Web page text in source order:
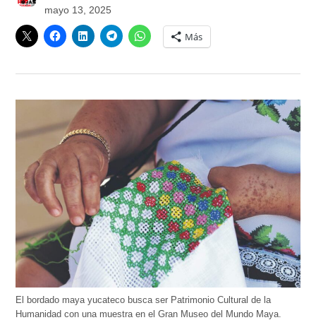
mayo 13, 2025
Más
El bordado maya yucateco busca ser Patrimonio Cultural de la
Humanidad con una muestra en el Gran Museo del Mundo Maya.